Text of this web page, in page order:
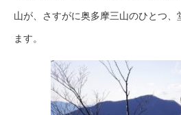
山が、さすがに奥多摩三山のひとつ
ます。